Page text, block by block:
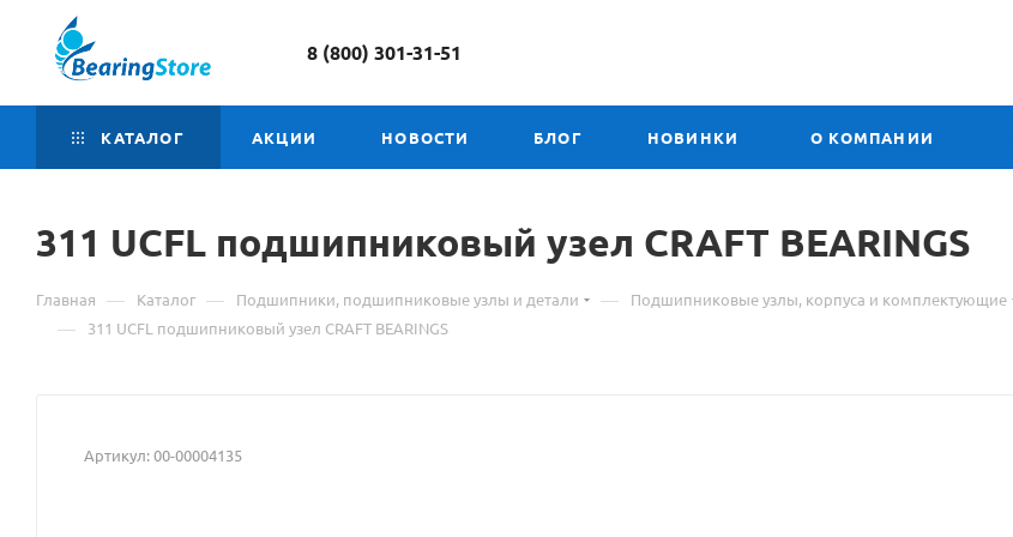
8 (800) 301-31-51
КАТАЛОГ АКЦИИ НОВОСТИ БЛОГ НОВИНКИ О КОМПАНИИ
311 UCFL подшипниковый узел Материал
о
CRAFT BEARINGS
Главная — Каталог — Подшипники, подшипниковые узлы и детали — Подшипниковые узлы, корпуса и комплектующие
— 311 UCFL подшипниковый узел CRAFT BEARINGS
Артикул:00-00004135